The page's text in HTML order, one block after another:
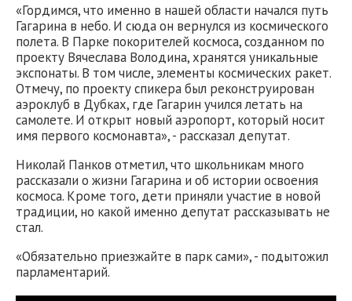
«Гордимся, что именно в нашей области начался путь
Гагарина в небо. И сюда он вернулся из космического
полета. В Парке покорителей космоса, созданном по
проекту Вячеслава Володина, хранятся уникальные
экспонаты. В том числе, элементы космических ракет.
Отмечу, по проекту спикера был реконструирован
аэроклуб в Дубках, где Гагарин учился летать на
самолете. И открыт новый аэропорт, который носит
имя первого космонавта», - рассказал депутат.
Николай Панков отметил, что школьникам много
рассказали о жизни Гагарина и об истории освоения
космоса. Кроме того, дети приняли участие в новой
традиции, но какой именно депутат рассказывать не
стал.
«Обязательно приезжайте в парк сами», - подытожил
парламентарий.